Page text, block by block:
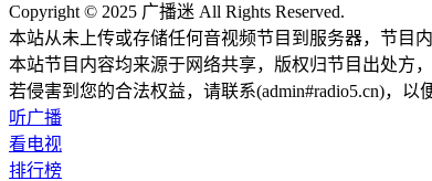
Copyright © 2025 广播迷 All Rights Reserved.
本站从未上传或存储任何音视频节目到服务器，节目
本站节目内容均来源于网络共享，版权归节目出处方
若侵害到您的合法权益，请联系(admin#radio5.cn)，以
听广播
看电视
排行榜